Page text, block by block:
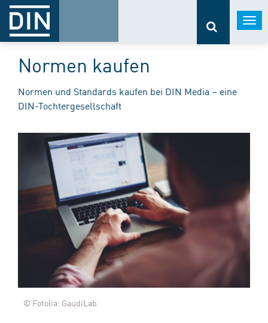
Normen kaufen
Normen und Standards kaufen bei DIN Media – eine
DIN-Tochtergesellschaft
© Fotolia: GaudiLab